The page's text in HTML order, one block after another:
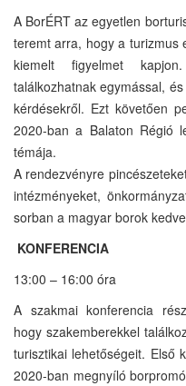
A BorÉRT az egyetlen
teremt arra, hogy a turizmus
kiemelt figyelmet
találkozhatnak egymással,
kérdésekről. Ezt követően
2020-ban a Balaton Régió
témája.
A rendezvényre
intézményeket,
sorban a magyar borok
KONFERENCIA
13:00 – 16:00 óra
A szakmai konferencia
hogy szakemberekkel
turisztikai lehetőségeit. Első
2020-ban megnyíló